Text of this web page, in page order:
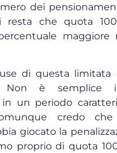
dei
resta che quota
maggiore
di questa limitata
è semplice
un periodo
credo
giocato la
proprio di quota